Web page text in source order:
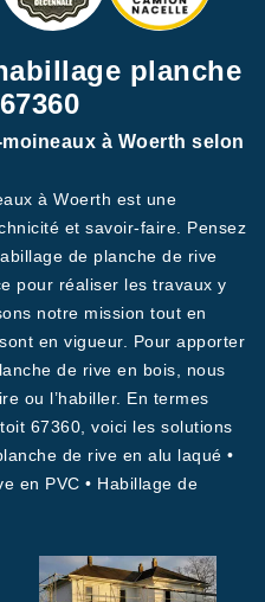
planche
à Woerth selon
à Woerth est une
et savoir-faire. Pensez
de planche de rive
pour réaliser les travaux y
notre mission tout en
en vigueur. Pour apporter
de rive en bois, nous
ou l’habiller. En termes
67360, voici les solutions
de rive en alu laqué •
en PVC • Habillage de